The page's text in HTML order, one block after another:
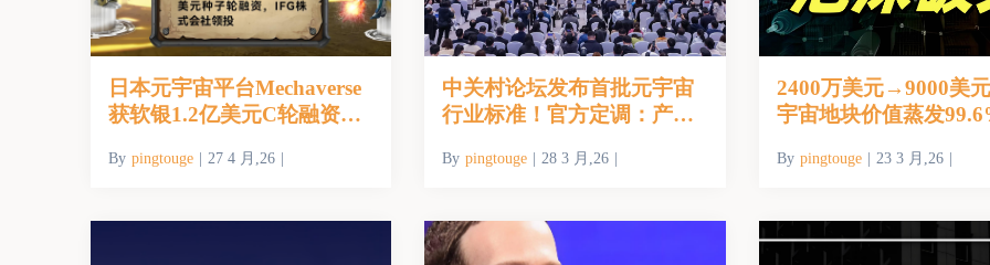
日本元宇宙平台Mechaverse
获软银1.2亿美元C轮融资：
本青睐？
By pingtouge | 27 4 月,26 |
中关村论坛发布首批元宇宙
行业标准！官方定调：产业
By pingtouge | 28 3 月,26 |
2400万美元→9000美
宇宙地块价值蒸发
6400
By pingtouge | 23 3 月,26 |